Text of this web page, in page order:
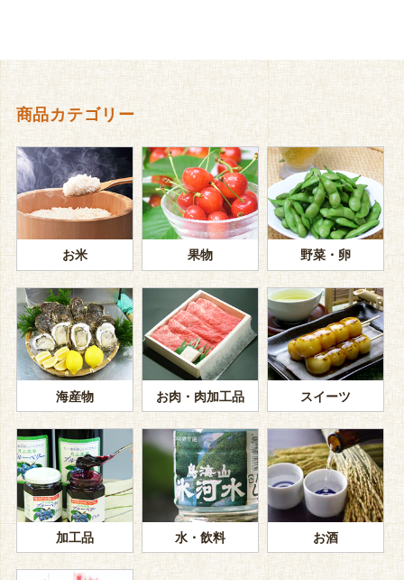
商品カテゴリー
お米 果物 野菜・卵
海産物 お肉・肉加工品 スイーツ
加工品 水・飲料 お酒